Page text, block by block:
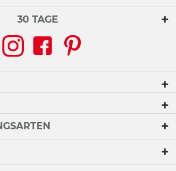
30 TAGE